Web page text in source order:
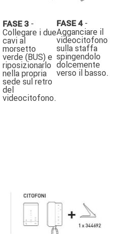
FASE 3 -
Collegare i due
cavi al
morsetto
verde (BUS) e
riposizionarlo
nella propria
sede sul retro
del
videocitofono.
FASE 4-
Agganciare il
videocitofono
sulla staffa
spingendolo
dolcemente
verso il basso.